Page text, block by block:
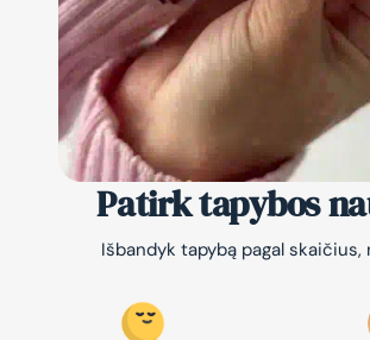
Patirk tapybos
Išbandyk tapybą pagal skaičius,